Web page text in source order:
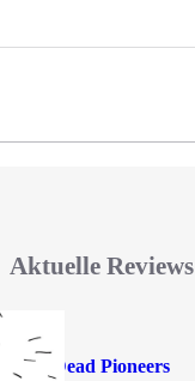
Aktuelle Reviews
Dead Pioneers